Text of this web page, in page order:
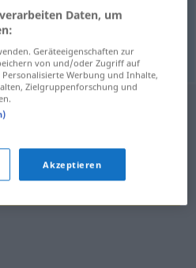
Daten, um
Geräteeigenschaften zur
von und/oder Zugriff auf
Werbung und Inhalte,
Zielgruppenforschung und
Akzeptieren